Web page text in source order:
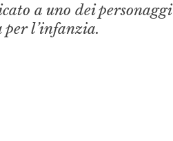
a uno dei personaggi
l’infanzia.